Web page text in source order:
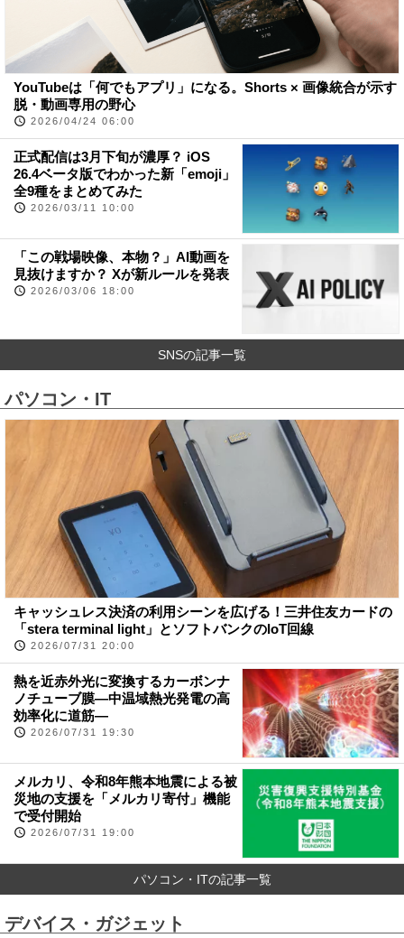
YouTubeは「何でもアプリ」になる。Shorts × 画像統合が示す
脱・動画専用の野心
2026/04/24 06:00
正式配信は3月下旬が濃厚？ iOS
26.4ベータ版でわかった新「emoji」
全9種をまとめてみた
2026/03/11 10:00
「この戦場映像、本物？」AI動画を
見抜けますか？ Xが新ルールを発表
2026/03/06 18:00
SNSの記事一覧
パソコン・IT
キャッシュレス決済の利用シーンを広げる！三井住友カードの
「stera terminal light」とソフトバンクのIoT回線
2026/07/31 20:00
熱を近赤外光に変換するカーボンナ
ノチューブ膜―中温域熱光発電の高
効率化に道筋―
2026/07/31 19:30
メルカリ、令和8年熊本地震による被
災地の支援を「メルカリ寄付」機能
で受付開始
2026/07/31 19:00
パソコン・ITの記事一覧
デバイス・ガジェット